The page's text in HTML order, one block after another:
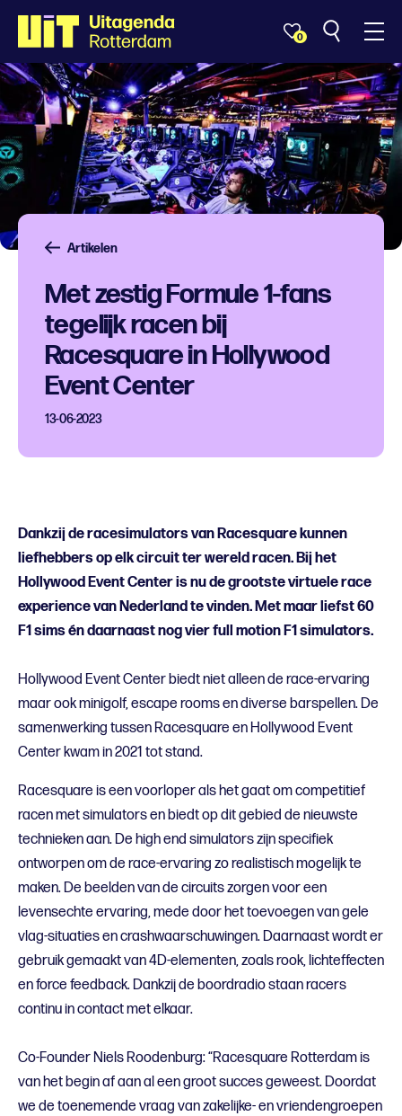
0
Artikelen
Met zestig Formule 1-fans
tegelijk racen bij
Racesquare in Hollywood
Event Center
13-06-2023
Dankzij de racesimulators van Racesquare kunnen
liefhebbers op elk circuit ter wereld racen. Bij het
Hollywood Event Center is nu de grootste virtuele race
experience van Nederland te vinden. Met maar liefst 60
F1 sims én daarnaast nog vier full motion F1 simulators.
Hollywood Event Center biedt niet alleen de race-ervaring
maar ook minigolf, escape rooms en diverse barspellen. De
samenwerking tussen Racesquare en Hollywood Event
Center kwam in 2021 tot stand.
Racesquare is een voorloper als het gaat om competitief
racen met simulators en biedt op dit gebied de nieuwste
technieken aan. De high end simulators zijn specifiek
ontworpen om de race-ervaring zo realistisch mogelijk te
maken.De beelden van de circuits zorgen voor een
levensechte ervaring, mede door het toevoegen van gele
vlag-situaties en crashwaarschuwingen. Daarnaastwordt er
gebruik gemaakt van 4D-elementen, zoals rook, lichteffecten
en force feedback. Dankzij de boordradio staan racers
continu in contact met elkaar.
Co-Founder Niels Roodenburg: “Racesquare Rotterdam is
van het begin af aan al een groot succes geweest. Doordat
we de toenemende vraag van zakelijke- en vriendengroepen